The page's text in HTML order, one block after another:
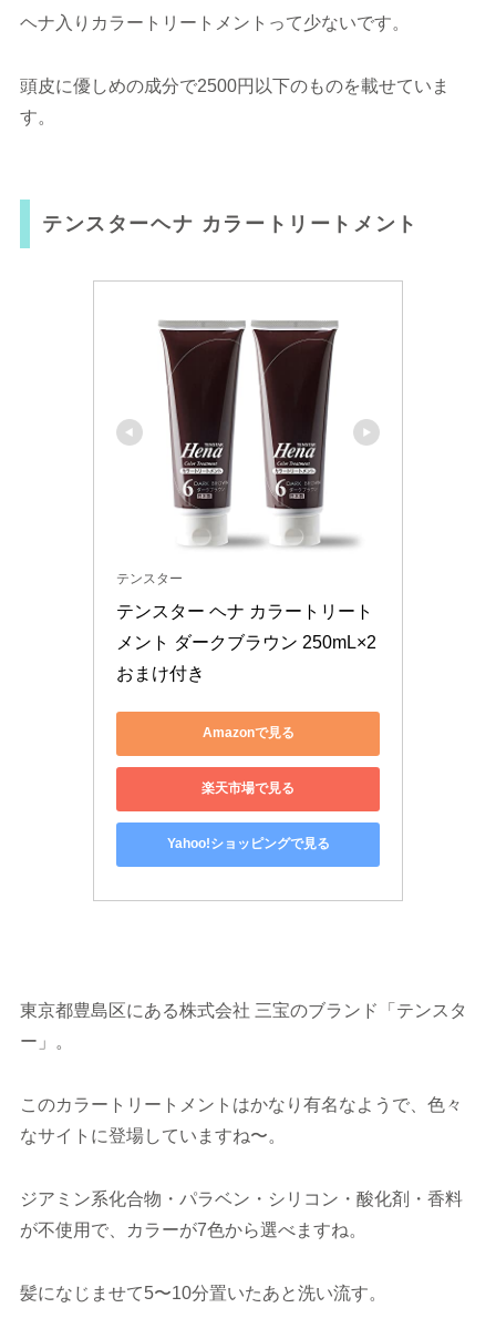
ヘナ入りカラートリートメントって少ないです。
頭皮に優しめの成分で2500円以下のものを載せていま
す。
テンスターヘナ カラートリートメント
テンスター
テンスター ヘナ カラートリート
メント ダークブラウン 250mL×2
おまけ付き
Amazonで見る
楽天市場で見る
Yahoo!ショッピングで見る
東京都豊島区にある株式会社 三宝のブランド「テンスタ
ー」。
このカラートリートメントはかなり有名なようで、色々
なサイトに登場していますね〜。
ジアミン系化合物・パラベン・シリコン・酸化剤・香料
が不使用で、カラーが7色から選べますね。
髪になじませて5〜10分置いたあと洗い流す。